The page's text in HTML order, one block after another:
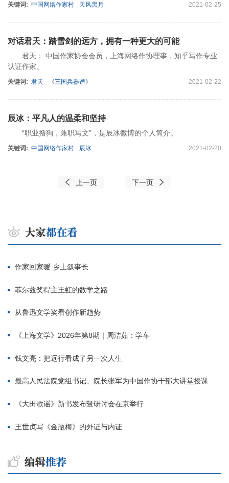
关键词: 中国网络作家村 天风黑月 2021-02-25
对话君天：踏雪剑的远方，拥有一种更大的可能
君天： 中国作家协会会员，上海网络作协理事，知乎写作专业
认证作家。
关键词: 君天 《三国兵器谱》 2021-02-22
辰冰：平凡人的温柔和坚持
“职业撸狗，兼职写文”，是辰冰微博的个人简介。
关键词: 中国网络作家村 辰冰 2021-02-20
上一页 下一页
作家回家暖 乡土叙事长
菲尔兹奖得主王虹的数学之路
从鲁迅文学奖看创作新趋势
《上海文学》2026年第8期｜周洁茹：学车
钱文亮：把远行看成了另一次人生
最高人民法院党组书记、院长张军为中国作协干部大讲堂授课
《大田歌谣》新书发布暨研讨会在京举行
王世贞写《金瓶梅》的外证与内证